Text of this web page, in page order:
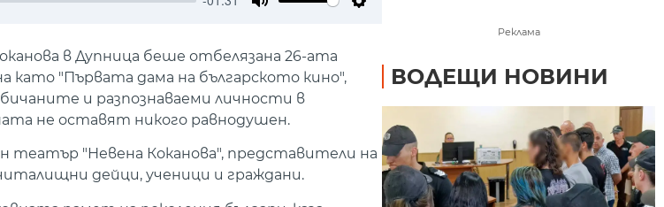
в Дупница беше отбелязана 26-ата
"Първата дама на българското кино",
и разпознаваеми личности в
не оставят никого равнодушен.
"Невена Коканова", представители на
дейци, ученици и граждани.
Реклама
ВОДЕЩИ НОВИНИ